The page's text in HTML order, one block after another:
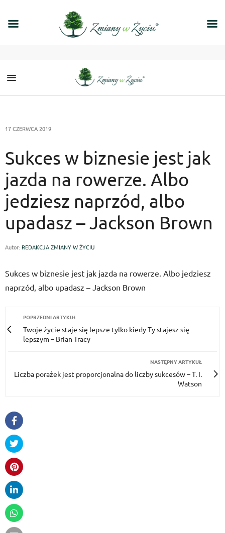
17 CZERWCA 2019
Sukces w biznesie jest jak
jazda na rowerze. Albo
jedziesz naprzód, albo
upadasz – Jackson Brown
Autor: REDAKCJA ZMIANY W ŻYCIU
Sukces w biznesie jest jak jazda na rowerze. Albo jedziesz
naprzód, albo upadasz – Jackson Brown
POPRZEDNI ARTYKUŁ
Twoje życie staje się lepsze tylko kiedy Ty stajesz się
lepszym – Brian Tracy
NASTĘPNY ARTYKUŁ
Liczba porażek jest proporcjonalna do liczby sukcesów – T. I.
Watson